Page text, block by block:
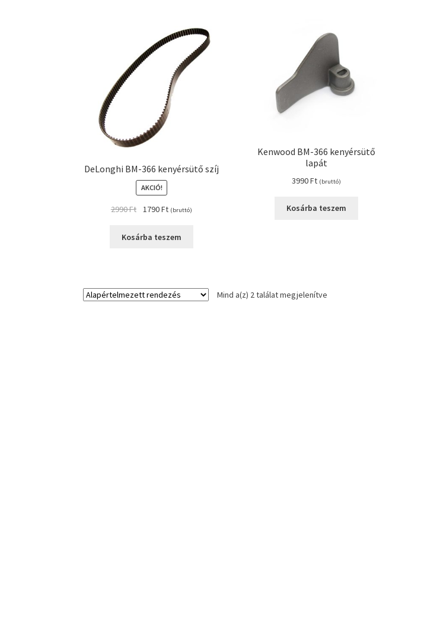
DeLonghi BM-366 kenyérsütő szíj
AKCIÓ!
2990Ft
Original
was:
1790FtCurrent
is:
(bruttó)
Kosárba teszem
Kenwood BM-366 kenyérsütő
lapát
3990Ft (bruttó)
Kosárba teszem
Mind a(z) 2 találat megjelenítve